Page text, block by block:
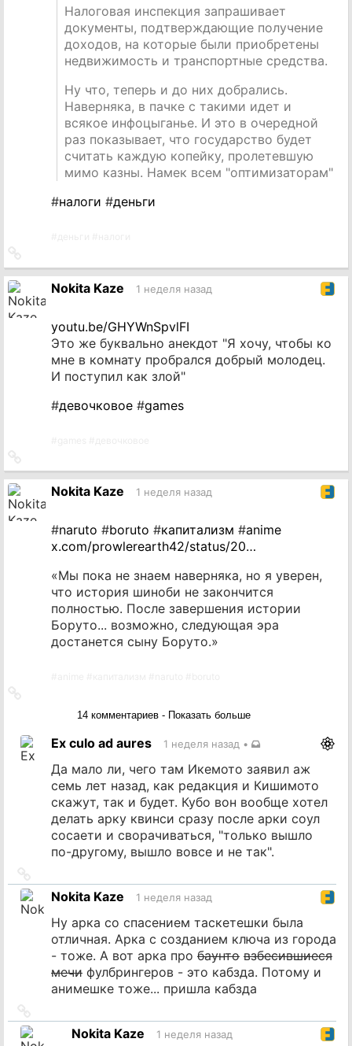
Налоговая инспекция запрашивает
документы, подтверждающие получение
доходов, на которые были приобретены
недвижимость и транспортные средства.
Ну что, теперь и до них добрались.
Наверняка, в пачке с такими идет и
всякое инфоцыганье. И это в очередной
раз показывает, что государство будет
считать каждую копейку, пролетевшую
мимо казны. Намек всем "оптимизаторам"
#налоги #деньги
на
источникNokita Kaze 1 неделя назад
youtu.be/GHYWnSpvlFI
Это же буквально анекдот "Я хочу, чтобы ко
мне в комнату пробрался добрый молодец.
И поступил как злой"
#девочковое #games
на
источникNokita Kaze 1 неделя назад
#naruto #boruto #капитализм #anime
x.com/prowlerearth42/status/20…
«Мы пока не знаем наверняка, но я уверен,
что история шиноби не закончится
полностью. После завершения истории
Боруто... возможно, следующая эра
достанется сыну Боруто.»
14 комментариев - Показать больше
Ex culo ad aures 1 неделя назад •
Да мало ли, чего там Икемото заявил аж
семь лет назад, как редакция и Кишимото
скажут, так и будет. Кубо вон вообще хотел
делать арку квинси сразу после арки соул
сосаети и сворачиваться, "только вышло
по-другому, вышло вовсе и не так".
на
источник
Nokita Kaze 1 неделя назад
Ну арка со спасением таскетешки была
отличная. Арка с созданием ключа из города
- тоже. А вот арка про баунто взбесившиеся
мечи фулбрингеров - это кабзда. Потому и
анимешке тоже... пришла кабзда
на
источникNokita Kaze 1 неделя назад